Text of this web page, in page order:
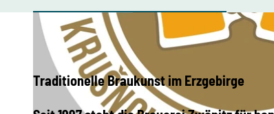
Traditionelle Braukunst im Erzgebirge